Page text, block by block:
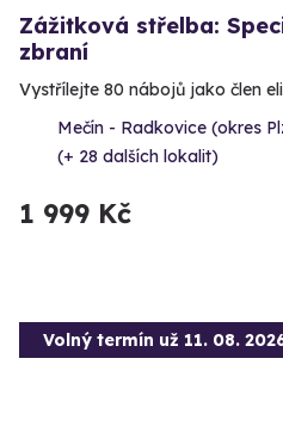
Zážitková střelba:
zbraní
Vystřílejte 80 nábojů jako člen
Mečín - Radkovice (okres
(+ 28 dalších lokalit)
1 999 Kč
Volný termín už 11. 08.